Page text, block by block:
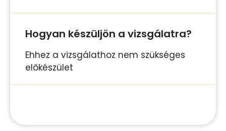
Hogyan készüljön a vizsgálatra?
Ehhez a vizsgálathoz nem szükséges
előkészület